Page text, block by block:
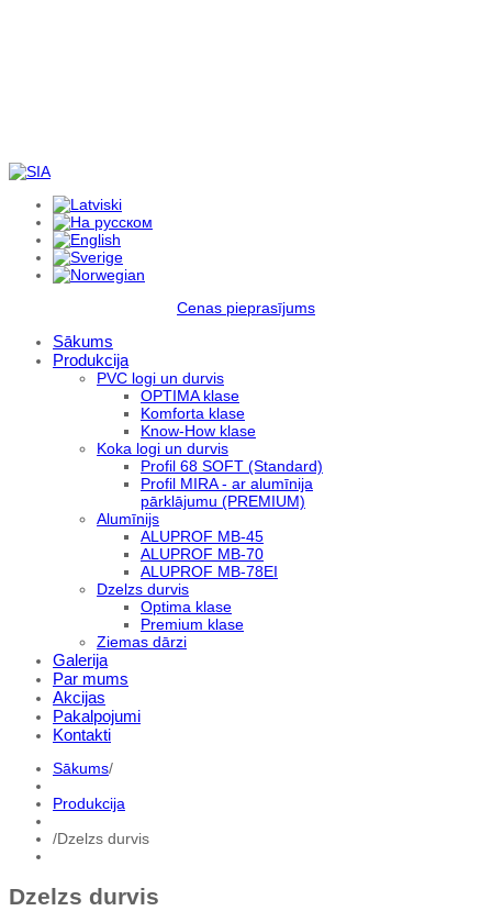
Cenas pieprasījums
Sākums
Produkcija
PVC logi un durvis
OPTIMA klase
Komforta klase
Know-How klase
Koka logi un durvis
Profil 68 SOFT (Standard)
Profil MIRA - ar alumīnija
pārklājumu (PREMIUM)
Alumīnijs
ALUPROF MB-45
ALUPROF MB-70
ALUPROF MB-78EI
Dzelzs durvis
Optima klase
Premium klase
Ziemas dārzi
Galerija
Par mums
Akcijas
Pakalpojumi
Kontakti
Sākums/
Produkcija
/Dzelzs durvis
Dzelzs durvis